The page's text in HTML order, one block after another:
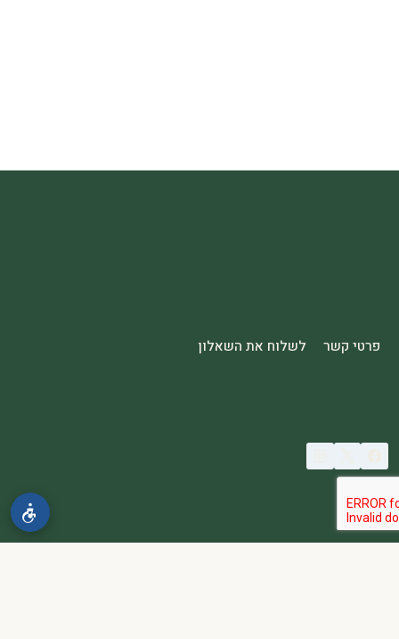
פרטי קשר לשלוח את השאלון
© 2026 spa2000